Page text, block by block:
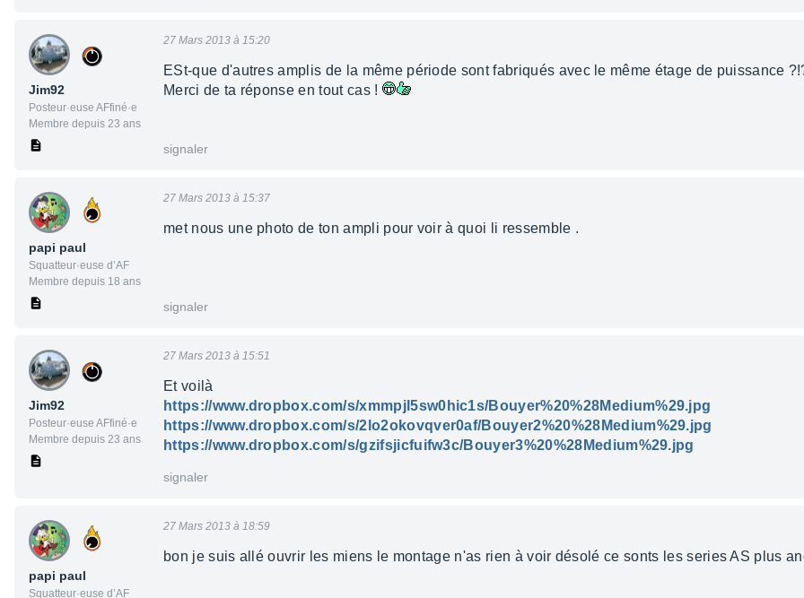
Jim92
Posteur·euse AFfiné·e
Membre depuis 23 ans
27 Mars 2013 à 15:20
ESt-que d'autres amplis de la même période sont fabriqués avec le même étage de puissance
Merci de ta réponse en tout cas !
signaler
papi paul
Squatteur·euse d’AF
Membre depuis 18 ans
27 Mars 2013 à 15:37
met nous une photo de ton ampli pour voir à quoi li ressemble .
signaler
Jim92
Posteur·euse AFfiné·e
Membre depuis 23 ans
27 Mars 2013 à 15:51
Et voilà
https://www.dropbox.com/s/xmmpjl5sw0hic1s/Bouyer%20%28Medium%29.jpg
https://www.dropbox.com/s/2lo2okovqver0af/Bouyer2%20%28Medium%29.jpg
https://www.dropbox.com/s/gzifsjicfuifw3c/Bouyer3%20%28Medium%29.jpg
signaler
papi paul
Squatteur·euse d’AF
27 Mars 2013 à 18:59
bon je suis allé ouvrir les miens le montage n'as rien à voir désolé ce sonts les series AS plus